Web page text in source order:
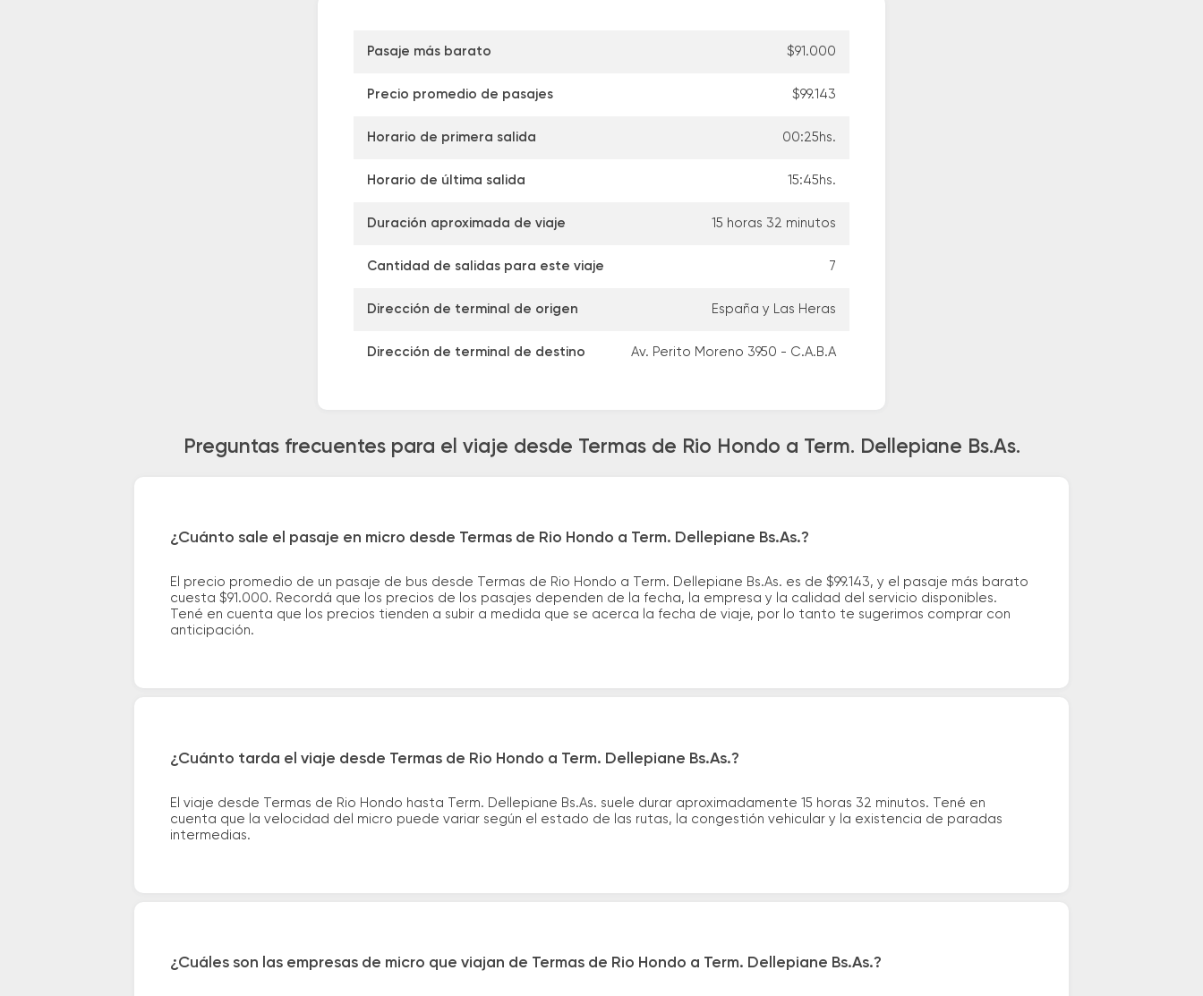
Pasaje más barato $91.000
Precio promedio de pasajes $99.143
Horario de primera salida 00:25hs.
Horario de última salida 15:45hs.
Duración aproximada de viaje 15 horas 32 minutos
Cantidad de salidas para este viaje 7
Dirección de terminal de origen España y Las Heras
Dirección de terminal de destino Av. Perito Moreno 3950 - C.A.B.A
Preguntas frecuentes para el viaje desde Termas de Rio Hondo a Term. Dellepiane Bs.As.
¿Cuánto sale el pasaje en micro desde Termas de Rio Hondo a Term. Dellepiane Bs.As.?
El precio promedio de un pasaje de bus desde Termas de Rio Hondo a Term. Dellepiane Bs.As. es de $99.143, y el pasaje más barato
cuesta $91.000. Recordá que los precios de los pasajes dependen de la fecha, la empresa y la calidad del servicio disponibles.
Tené en cuenta que los precios tienden a subir a medida que se acerca la fecha de viaje, por lo tanto te sugerimos comprar con
anticipación.
¿Cuánto tarda el viaje desde Termas de Rio Hondo a Term. Dellepiane Bs.As.?
El viaje desde Termas de Rio Hondo hasta Term. Dellepiane Bs.As. suele durar aproximadamente 15 horas 32 minutos. Tené en
cuenta que la velocidad del micro puede variar según el estado de las rutas, la congestión vehicular y la existencia de paradas
intermedias.
¿Cuáles son las empresas de micro que viajan de Termas de Rio Hondo a Term. Dellepiane Bs.As.?